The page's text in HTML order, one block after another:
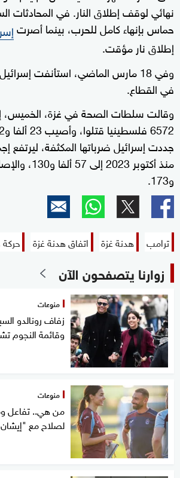
نهائي لوقف إطلاق النار. في المحادثات
حماس بإنهاء كامل للحرب، بينما أصرت
إطلاق نار مؤقت.
وفي 18 مارس الماضي، استأنفت
في القطاع.
وقالت سلطات الصحة في غزة، الخميس،
جددت إسرائيل ضرباتها المكثفة، ليرتفع
و173.
ترامب هدنة غزة اتفاق هدنة غزة
زوارنا يتصفحون الآن
منوعات
زفاف رونالدو
وقائمة النجوم
منوعات
من هي.. تفاعل
لصلاح مع